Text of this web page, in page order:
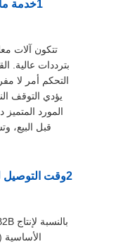
1خدمة
تتكون آلات
بترددات عالية.
التحكم أمر لا
يؤدي التوقف
المورد
قبل البيع،
2وقت التوصيل
الأساسية